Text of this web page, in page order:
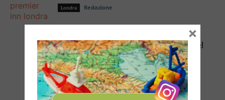
Londra Redazione
Da Tripadvisor i 25 migliori Family hotel
del mondo per il 2025 (e 3...
Hotel per bambini Lucia
×